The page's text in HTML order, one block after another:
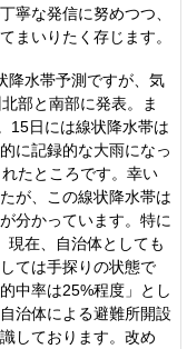
寧な発信に努めつつ、
まいりたく存じます。
降水帯予測ですが、気
部と南部に発表。ま
15日には線状降水帯は
に記録的な大雨になっ
たところです。幸い
が、この線状降水帯は
分かっています。特に
現在、自治体としても
ては手探りの状態で
中率は25%程度」とし
治体による避難所開設
しております。改め